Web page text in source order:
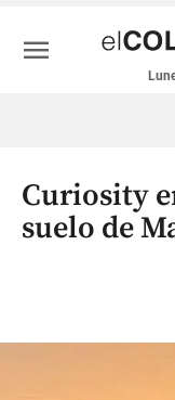
económicos
Colombia
menu
Curiosity
suelo de